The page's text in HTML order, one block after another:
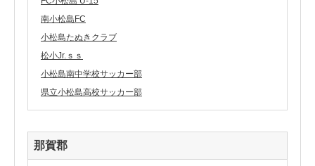
南小松島FC
小松島たぬきクラブ
松小Jr.ｓｓ
小松島南中学校サッカー部
県立小松島高校サッカー部
那賀郡